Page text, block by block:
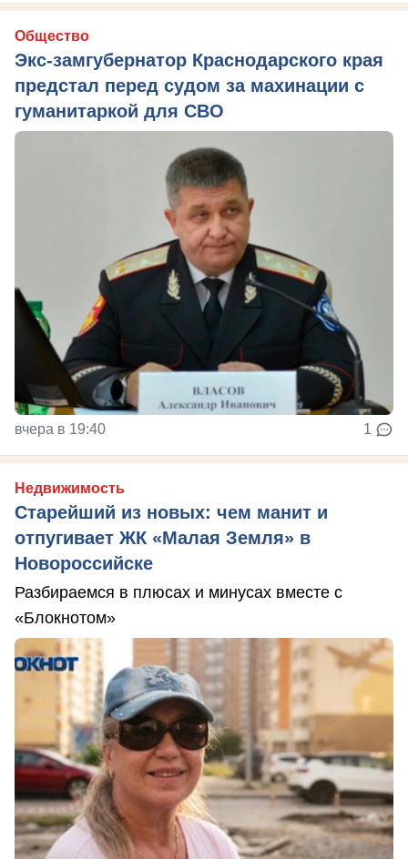
Общество
Экс-замгубернатор Краснодарского края
предстал перед судом за махинации с
гуманитаркой для СВО
вчера в 19:40 1
Недвижимость
Старейший из новых: чем манит и
отпугивает ЖК «Малая Земля» в
Новороссийске
Разбираемся в плюсах и минусах вместе с
«Блокнотом»